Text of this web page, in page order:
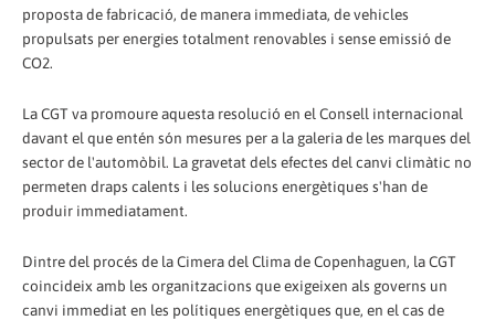
proposta de fabricació, de manera immediata, de vehicles
propulsats per energies totalment renovables i sense emissió de
CO2.
La CGT va promoure aquesta resolució en el Consell internacional
davant el que entén són mesures per a la galeria de les marques del
sector de l'automòbil. La gravetat dels efectes del canvi climàtic no
permeten draps calents i les solucions energètiques s'han de
produir immediatament.
Dintre del procés de la Cimera del Clima de Copenhaguen, la CGT
coincideix amb les organitzacions que exigeixen als governs un
canvi immediat en les polítiques energètiques que, en el cas de